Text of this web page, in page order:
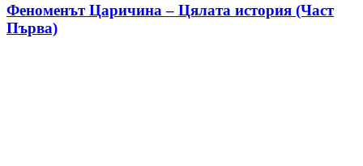
Феноменът Царичина – Цялата история (Част
Първа)